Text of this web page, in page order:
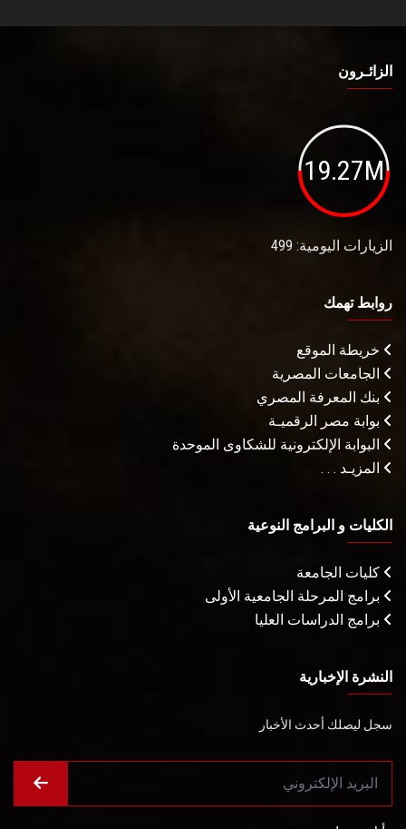
الزائـرون
19.27M
الزيارات اليومية: 499
روابط تهمك
خريطة الموقع
الجامعات المصرية
بنك المعرفة المصري
بوابة مصر الرقميـة
البوابة الإلكترونية للشكاوى الموحدة
المزيـد . . .
الكليات و البرامج النوعية
كليات الجامعة
برامج المرحلة الجامعية الأولى
برامج الدراسات العليا
النشرة الإخبارية
سجل ليصلك أحدث الأخبار